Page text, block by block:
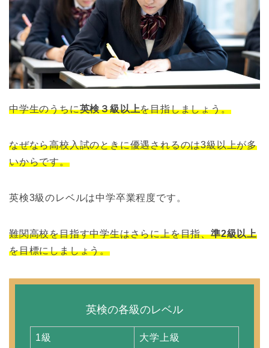
中学生のうちに英検３級以上を目指しましょう。
なぜなら高校入試のときに優遇されるのは3級以上が多
いからです。
英検3級のレベルは中学卒業程度です。
難関高校を目指す中学生はさらに上を目指、準2級以上
を目標にしましょう。
英検の各級のレベル
1級 大学上級